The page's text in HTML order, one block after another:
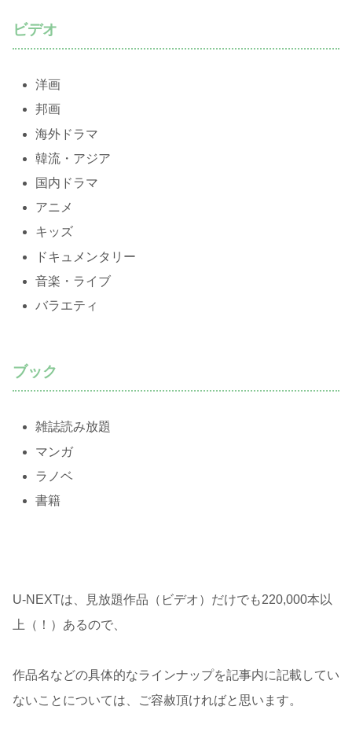
ビデオ
洋画
邦画
海外ドラマ
韓流・アジア
国内ドラマ
アニメ
キッズ
ドキュメンタリー
音楽・ライブ
バラエティ
ブック
雑誌読み放題
マンガ
ラノベ
書籍
U-NEXTは、見放題作品（ビデオ）だけでも220,000本以
上（！）あるので、
作品名などの具体的なラインナップを記事内に記載してい
ないことについては、ご容赦頂ければと思います。